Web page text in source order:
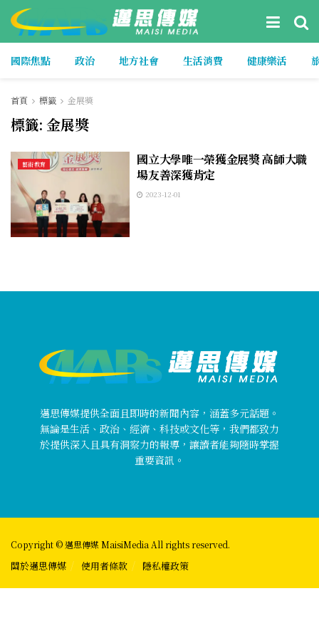
國際焦點 政治 地方社會 生活消費 健康樂活
首頁 標籤 金展獎
標籤:金展獎
藝術教育
國立大學唯一榮獲金展獎 高師大職
場友善深獲肯定
2023-12-01
邁思傳媒提供全面且即時的新聞內容，涵蓋多元話題。
無論是生活、政治、經濟、科技或文化等，我們都致力
於提供深入且具有洞察力的報導，讓讀者能夠隨時掌握
重要資訊。
Copyright © 邁思傳媒 MaisiMedia All rights reserved.
關於邁思傳媒 使用者條款 隱私權政策